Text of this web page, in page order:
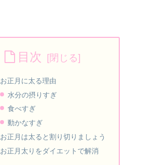
目次
お正月に太る理由
水分の摂りすぎ
食べすぎ
動かなすぎ
お正月は太ると割り切りましょう
お正月太りをダイエットで解消